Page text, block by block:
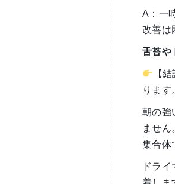
A：一
改善は
舌苔や
【
ります
朝の強
ませ
集合体
ドラ